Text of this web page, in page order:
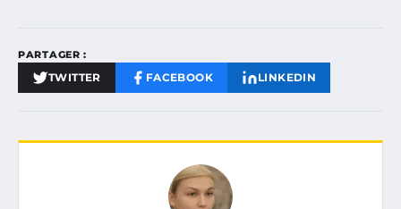
PARTAGER :
TWITTER FACEBOOK LINKEDIN